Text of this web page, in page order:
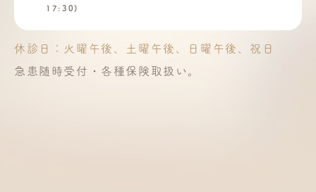
17:30)
休診日：火曜午後、土曜午後、日曜午後、祝日
急患随時受付・各種保険取扱い。